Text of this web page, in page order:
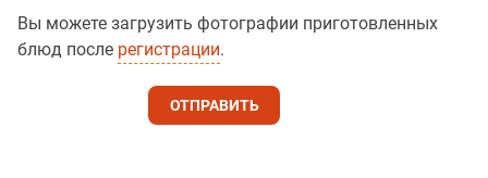
Вы можете загрузить фотографии приготовленных
блюд после регистрации.
ОТПРАВИТЬ